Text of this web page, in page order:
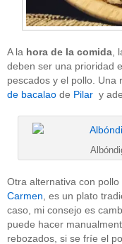
A la hora de la comida
deben ser una prioridad
pescados y el pollo. Una
de bacalao de Pilar y
Otra alternativa con pollo
Carmen , es un plato
caso, mi consejo es
puede hacer
rebozados, si se fríe el